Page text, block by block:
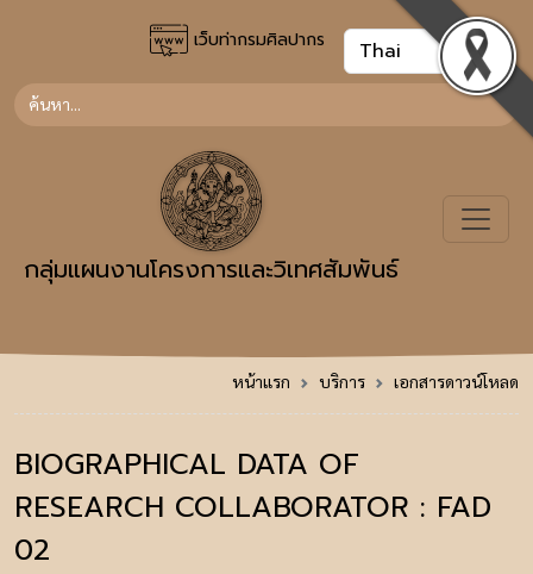
เว็บท่ากรมศิลปากร
กลุ่มแผนงานโครงการและวิเทศสัมพันธ์
หน้าแรก บริการ เอกสารดาวน์โหลด
BIOGRAPHICAL DATA OF
RESEARCH COLLABORATOR : FAD
02